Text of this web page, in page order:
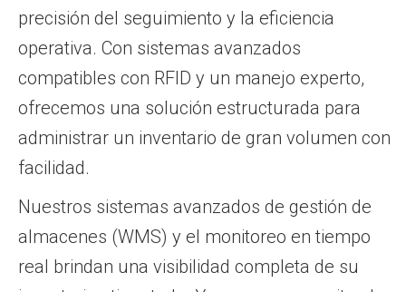
precisión del seguimiento y la eficiencia
operativa. Con sistemas avanzados
compatibles con RFID y un manejo experto,
ofrecemos una solución estructurada para
administrar un inventario de gran volumen con
facilidad.
Nuestros sistemas avanzados de gestión de
almacenes (WMS) y el monitoreo en tiempo
real brindan una visibilidad completa de su